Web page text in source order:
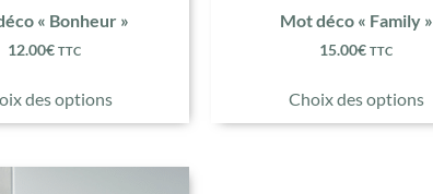
« Bonheur »
12.00€ TTC
des options
Mot déco « Family »
15.00€ TTC
Choix des options